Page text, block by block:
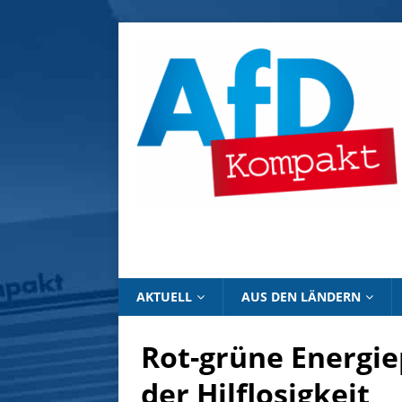
AKTUELL AUS DEN LÄNDERN
Rot-grüne
der Hilflosigkeit